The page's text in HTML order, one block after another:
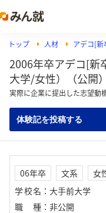
トップ 人材 アデコ[新
2006年卒アデコ[新
大学/女性）（公開）
実際に企業に提出した志望動
体験記を投稿する
06年卒 文系
女
学校名 ： 大手前大学
職種 ： 非公開